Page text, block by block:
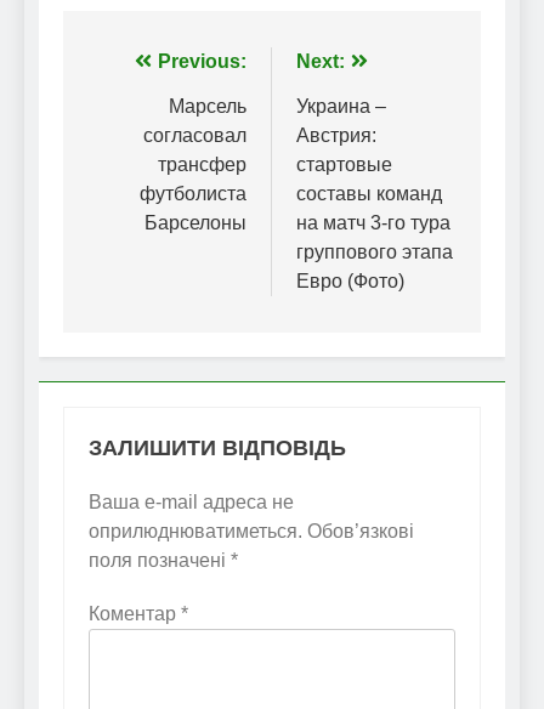
Навігація
записів
Previous:
Марсель
согласовал
трансфер
футболиста
Барселоны
Next:
Украина –
Австрия:
стартовые
составы команд
на матч 3-го тура
группового этапа
Евро (Фото)
ЗАЛИШИТИ ВІДПОВІДЬ
Ваша e-mail адреса не
оприлюднюватиметься. Обов’язкові
поля позначені *
Коментар *